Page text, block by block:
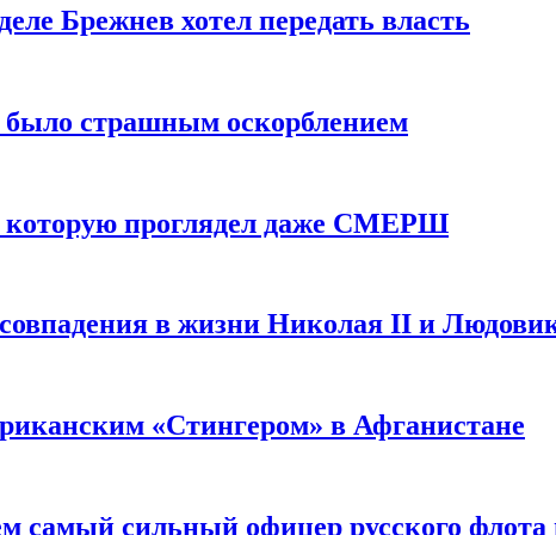
Брежнев хотел передать власть
было страшным оскорблением
которую проглядел даже СМЕРШ
в жизни Николая II и
«Стингером» в Афганистане
самый сильный офицер русского